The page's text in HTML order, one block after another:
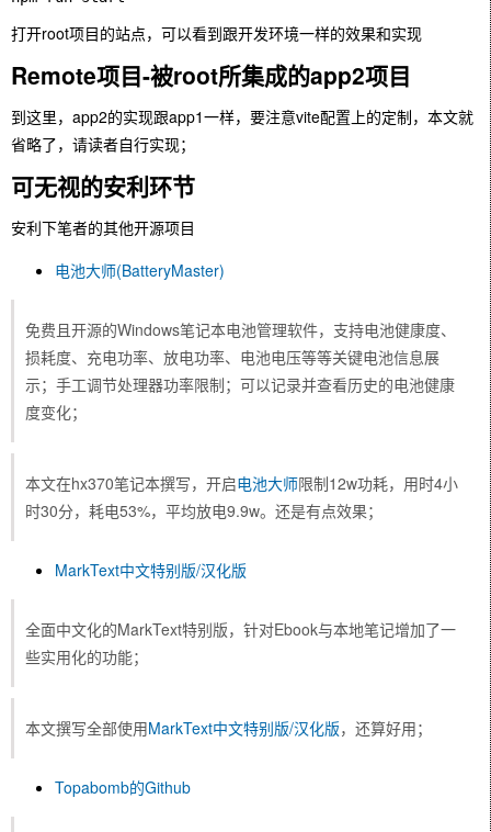
打开root项目的站点，可以看到跟开发环境一样的效果和实现
Remote项目-被root所集成的app2项目
到这里，app2的实现跟app1一样，要注意vite配置上的定制，本文就
省略了，请读者自行实现；
可无视的安利环节
安利下笔者的其他开源项目
电池大师(BatteryMaster)
免费且开源的Windows笔记本电池管理软件，支持电池健康度、
损耗度、充电功率、放电功率、电池电压等等关键电池信息展
示；手工调节处理器功率限制；可以记录并查看历史的电池健康
度变化；
本文在hx370笔记本撰写，开启电池大师限制12w功耗，用时4小
时30分，耗电53%，平均放电9.9w。还是有点效果；
MarkText中文特别版/汉化版
全面中文化的MarkText特别版，针对Ebook与本地笔记增加了一
些实用化的功能；
本文撰写全部使用MarkText中文特别版/汉化版，还算好用；
Topabomb的Github